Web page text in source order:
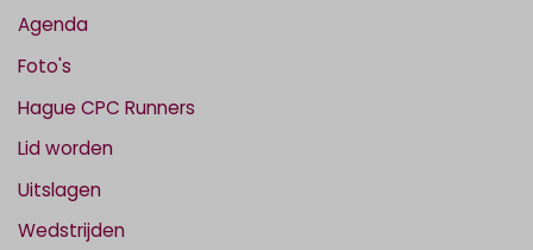
Agenda
Foto's
Hague CPC Runners
Lid worden
Uitslagen
Wedstrijden